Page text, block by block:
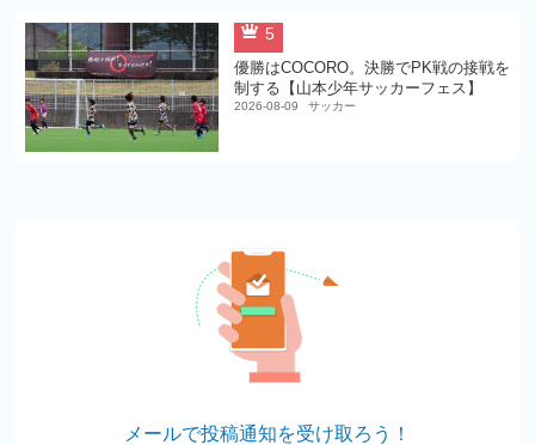
5
優勝はCOCORO。決勝でPK戦の接戦を
制する【山本少年サッカーフェス】
2026-08-09 サッカー
メールで投稿通知を受け取ろう！